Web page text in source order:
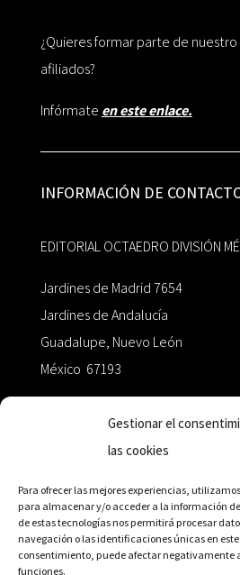
Gestionar el
las cookies
Para ofrecer las mejores experiencias,
para almacenar y/o acceder a la información
de estas tecnologías nos permitirá procesar
navegación o las identificaciones únicas en
consentimiento, puede afectar negativamente
funciones.
¿Quieres formar parte de
afiliados?
Infórmate en este enlace.
INFORMACIÓN DE
EDITORIAL OCTAEDRO DIVISIÓN
Jardines de Madrid 7654
Jardines de Andalucía
Guadalupe, Nuevo León
México 67193
+52 811.499.5638
RED DE DISTRIBUCIÓN